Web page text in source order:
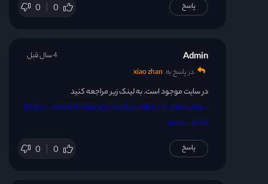
0 0 پاسخ
Admin
در پاسخ به xiao zhan
در سایت موجود است. به لینک زیر مراجعه کنید
https://www.dmday.xyz/series/what-if-youre-my-
boss-2020/
0 0
4 سال قبل
پاسخ